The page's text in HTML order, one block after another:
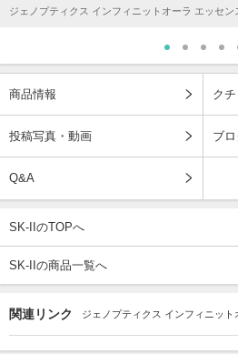
ジェノプティクス インフィニットオーラ エッセン
商品情報 クチ
投稿写真・動画 ブ
Q&A
SK-IIのTOPへ
SK-IIの商品一覧へ
関連リンク ジェノプティクス インフィニット